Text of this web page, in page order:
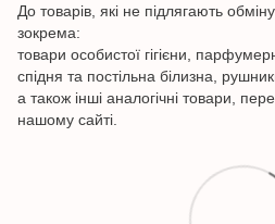
До товарів, які не підлягають
зокрема:
товари особистої гігієни,
спідня та постільна білизна,
а також інші аналогічні товари,
нашому сайті.